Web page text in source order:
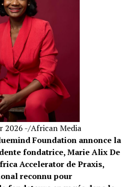
2026 -/African Media
Foundation annonce la
fondatrice, Marie Alix De
Accelerator de Praxis,
reconnu pour